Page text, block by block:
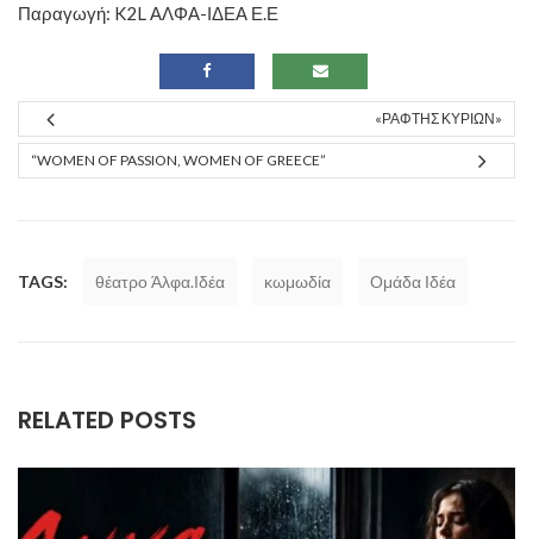
Παραγωγή: K2L ΑΛΦΑ-ΙΔΕΑ Ε.Ε
«ΡΆΦΤΗΣ ΚΥΡΙΏΝ»
“WOMEN OF PASSION, WOMEN OF GREECE”
TAGS: θέατρο Άλφα.Ιδέα κωμωδία Ομάδα Ιδέα
RELATED POSTS